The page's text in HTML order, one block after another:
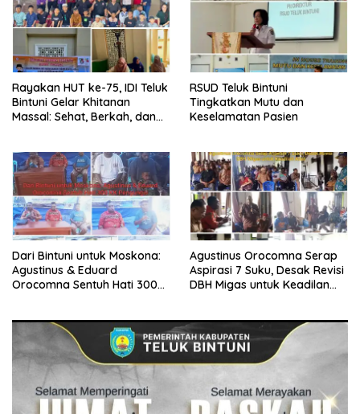
Rayakan HUT ke-75, IDI Teluk
Bintuni Gelar Khitanan
Massal: Sehat, Berkah, dan
RSUD Teluk Bintuni
Tingkatkan Mutu dan
Keselamatan Pasien
Dari Bintuni untuk Moskona:
Agustinus & Eduard
Orocomna Sentuh Hati 300
Agustinus Orocomna Serap
Aspirasi 7 Suku, Desak Revisi
DBH Migas untuk Keadilan